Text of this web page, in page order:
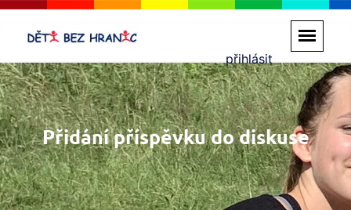
přihlásit
Přidání příspěvku do diskuse